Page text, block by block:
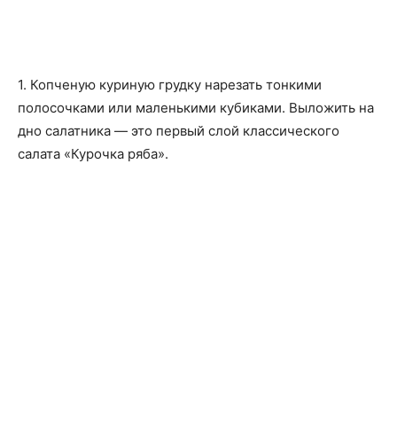
1. Копченую куриную грудку нарезать тонкими
полосочками или маленькими кубиками. Выложить на
дно салатника — это первый слой классического
салата «Курочка ряба».